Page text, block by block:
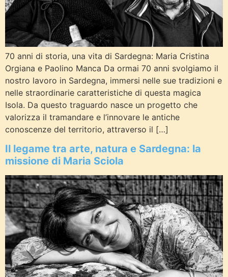
70 anni di storia, una vita di Sardegna: Maria Cristina
Orgiana e Paolino Manca Da ormai 70 anni svolgiamo il
nostro lavoro in Sardegna, immersi nelle sue tradizioni e
nelle straordinarie caratteristiche di questa magica
Isola. Da questo traguardo nasce un progetto che
valorizza il tramandare e l’innovare le antiche
conoscenze del territorio, attraverso il […]
Il legame tra arte, natura e Sardegna: la
missione di Maria Sciola